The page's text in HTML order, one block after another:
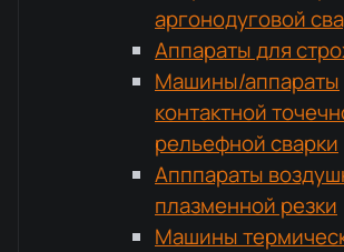
аргонодуговой
Аппараты для
Машины/аппараты
контактной
рельефной сварки
Апппараты
плазменной резки
Машины